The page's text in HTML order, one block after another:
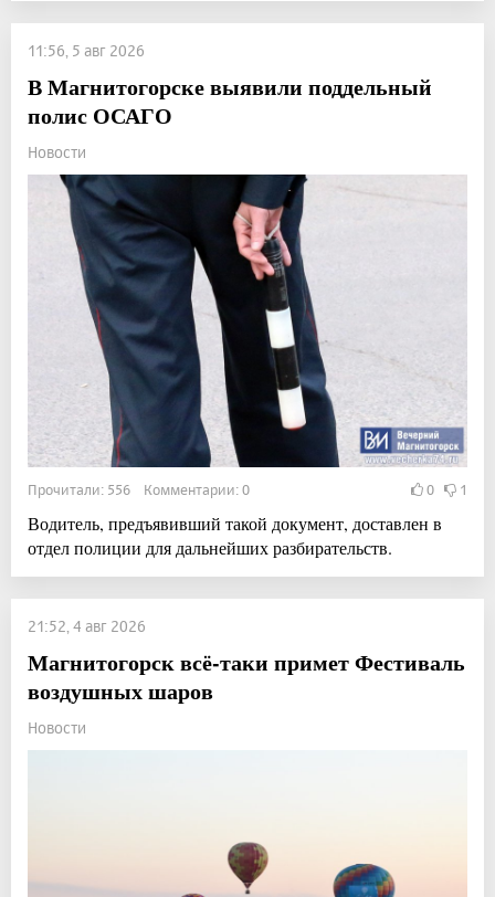
11:56, 5 авг 2026
В Магнитогорске выявили поддельный
полис ОСАГО
Новости
Прочитали: 556 Комментарии: 0 0 1
Водитель, предъявивший такой документ, доставлен в
отдел полиции для дальнейших разбирательств.
21:52, 4 авг 2026
Магнитогорск всё-таки примет Фестиваль
воздушных шаров
Новости